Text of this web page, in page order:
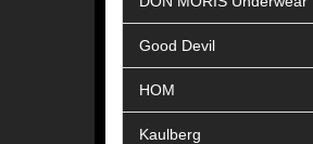
Good Devil
HOM
Kaulberg